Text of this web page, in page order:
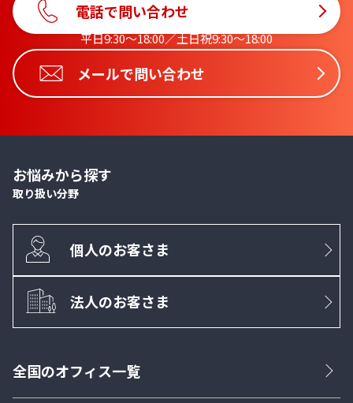
電話で問い合わせ
平日9:30〜18:00／土日祝9:30〜18:00
メールで問い合わせ
お悩みから探す
取り扱い分野
個人のお客さま
法人のお客さま
全国のオフィス一覧